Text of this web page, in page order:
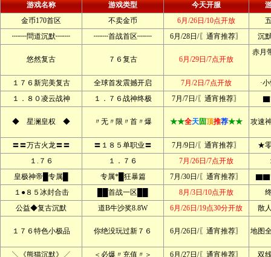
游戏名称
游戏类型 今天开服
金币170首区
不卖金币 6月/26日/10点开放
┉┉問道沉默┉┉
┉┉首战首区┉┉ 6月/28日/〖通宵推荐〗 沉
悠然复古 ７６复古 6月/29日/7点开放
赤月
１７６新完美复古 全球首发震撼开启 7月/2日/7点开放
·
１．８０凌云战神
１．７６战神终极 7月/7日/〖通宵推荐〗
◆ 星澜皇权 ◆ 〃无〃限〃首〃爆 ★★全天固顶推荐★★ 攻速
〓〓万古火龙〓〓 〓１８５单职业〓 7月/9日/〖通宵推荐〗
★
１.７６
１．７６ 7月/26日/7点开放
皇极神帝█专属█
专属*█狂暴篇 7月/30日/〖通宵推荐〗
１●８５冰封合击
██首战一区██ 8月/3日/10点开放
公益◆复古沉默
道B牛沙奖8.8W 6月/26日/19点30分开放 散
１７６特色小极品 你绝没玩过新７６ 6月/26日/〖通宵推荐〗 地图
╲《熊猫沉默》╱ ＜必爆〃充值〃＞ 6月/27日/〖通宵推荐〗
双